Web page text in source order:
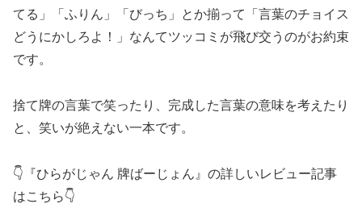
てる」「ふりん」「びっち」とか揃って「言葉のチョイス
どうにかしろよ！」なんてツッコミが飛び交うのがお約束
です。
捨て牌の言葉で笑ったり、完成した言葉の意味を考えたり
と、笑いが絶えない一本です。
👇『ひらがじゃん 牌ばーじょん』の詳しいレビュー記事
はこちら👇